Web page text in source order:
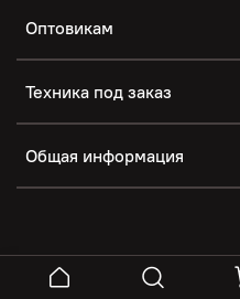
Оптовикам
Техника под заказ
Общая информация